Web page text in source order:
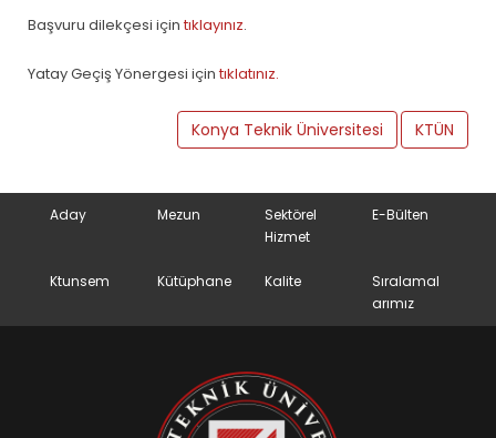
Başvuru dilekçesi içintıklayınız.
Yatay Geçiş Yönergesi içintıklatınız.
Konya Teknik Üniversitesi KTÜN
Aday Mezun
Sektörel
Hizmet
E-Bülten
Ktunsem Kütüphane Kalite
Sıralamal
arımız